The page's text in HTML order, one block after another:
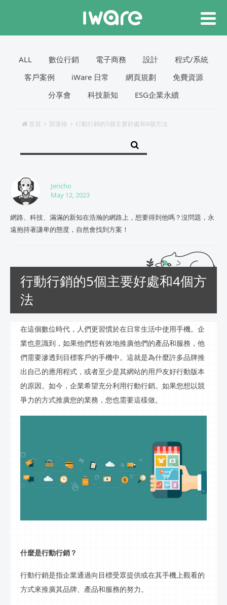
ALL 數位行銷 電子商務 設計
程式/系統
客戶案例
iWare 日常 網頁規劃
免費資源
分享會
科技新知 ESG企業永續
首頁 部落格 行動行銷的5個主要好處和4個方法
Jericho
May 12, 2023
網路、科技、滿滿的新知在浩瀚的網路上，想要得到他嗎？沒問題，永
遠抱持著謙卑的態度，自然會找到方案！
行動行銷的5個主要好處和4個方
法
在這個數位時代，人們更習慣於在日常生活中使用手機。企
業也意識到，如果他們想有效地推廣他們的產品和服務，他
們需要滲透到目標客戶的手機中。這就是為什麼許多品牌推
出自己的應用程式，或者至少是其網站的用戶友好行動 版本
的原因。如今，企業希望充分利用行動行銷。如果您想以競
爭力的方式推廣您的業務，您也需要這樣做。
什麼是行動行銷 ？
行動行銷是指企業通過向目標受眾提供或在其手機上觀看的
方式來推廣其品牌、產品和服務的努力。